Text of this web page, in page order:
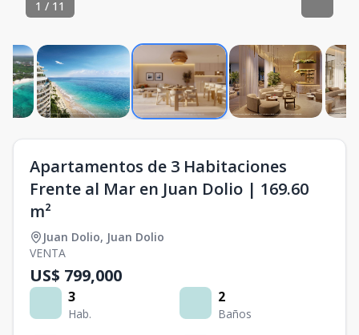
1 / 11
Apartamentos de 3 Habitaciones
Frente al Mar en Juan Dolio | 169.60
m²
Juan Dolio, Juan Dolio
VENTA
US$ 799,000
3
Hab.
2
Baños